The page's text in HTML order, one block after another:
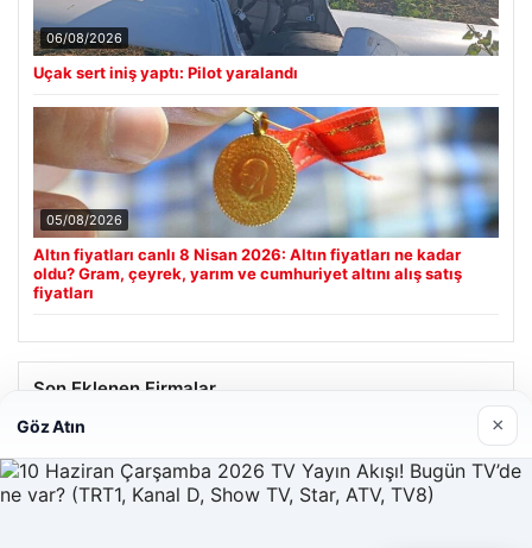
06/08/2026
Uçak sert iniş yaptı: Pilot yaralandı
05/08/2026
Altın fiyatları canlı 8 Nisan 2026: Altın fiyatları ne kadar
oldu? Gram, çeyrek, yarım ve cumhuriyet altını alış satış
fiyatları
Son Eklenen Firmalar
Göz Atın ×